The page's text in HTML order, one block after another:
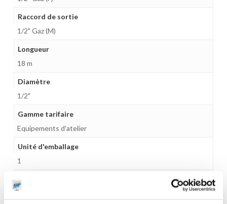
Raccord de sortie
1/2" Gaz (M)
Longueur
18 m
Diamètre
1/2"
Gamme tarifaire
Equipements d'atelier
Unité d'emballage
1
Poids (kg)
5.3000